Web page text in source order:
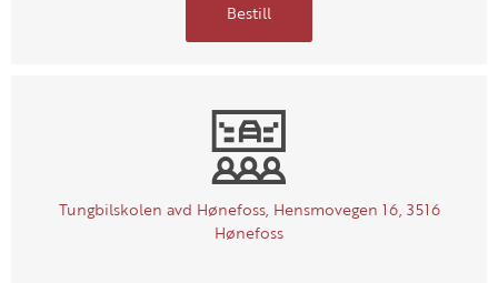
Bestill
Tungbilskolen avd Hønefoss, Hensmovegen 16, 3516
Hønefoss